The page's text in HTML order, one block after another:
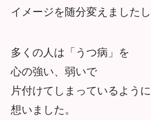
イメージを随分変えましたし
多くの人は「うつ病」を
心の強い、弱いで
片付けてしまっているように
想いました。